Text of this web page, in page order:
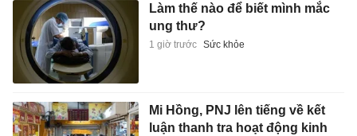
Làm thế nào để biết mình mắc
ung thư?
1 giờ trước Sức khỏe
Mi Hồng, PNJ lên tiếng về kết
luận thanh tra hoạt động kinh